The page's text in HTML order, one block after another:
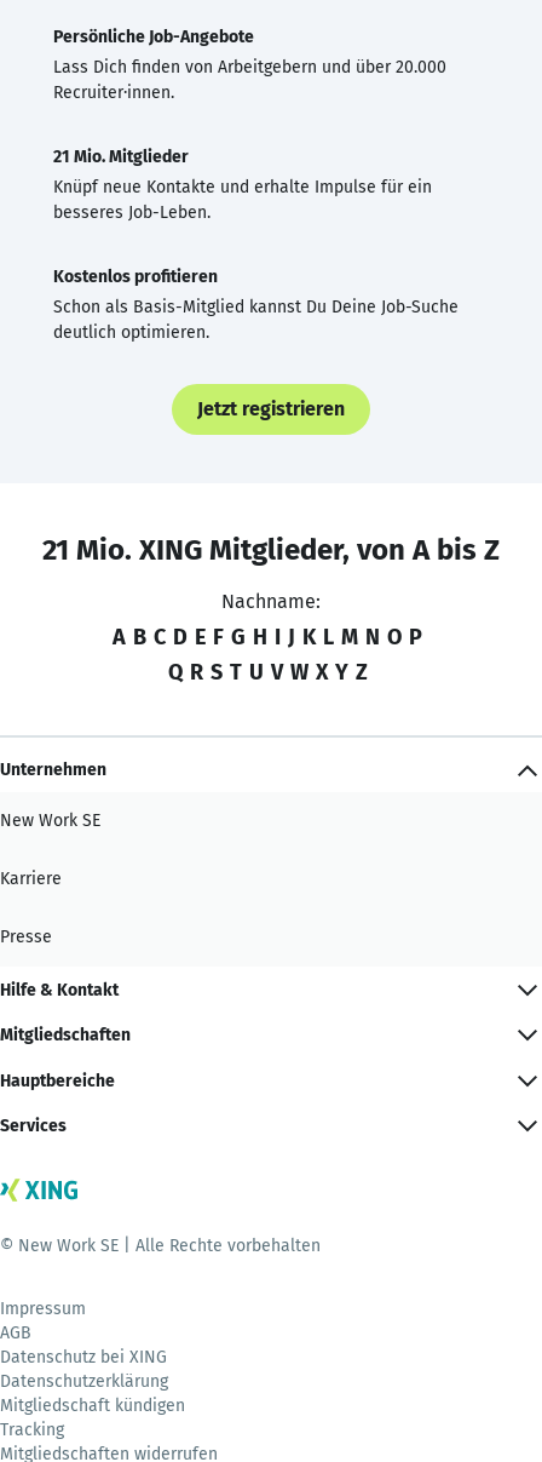
Persönliche Job-Angebote
Lass Dich finden von Arbeitgebern und über 20.000
Recruiter·innen.
21 Mio. Mitglieder
Knüpf neue Kontakte und erhalte Impulse für ein
besseres Job-Leben.
Kostenlos profitieren
Schon als Basis-Mitglied kannst Du Deine Job-Suche
deutlich optimieren.
Jetzt registrieren
21 Mio. XING Mitglieder, von A bis Z
Nachname:
A B C D E F G H I J K L M N O P
Q R S T U V W X Y Z
Unternehmen
New Work SE
Karriere
Presse
Hilfe & Kontakt
Mitgliedschaften
Hauptbereiche
Services
© New Work SE | Alle Rechte vorbehalten
Impressum
AGB
Datenschutz bei XING
Datenschutzerklärung
Mitgliedschaft kündigen
Tracking
Mitgliedschaften widerrufen